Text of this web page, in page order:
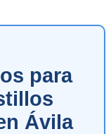
para
Ávila